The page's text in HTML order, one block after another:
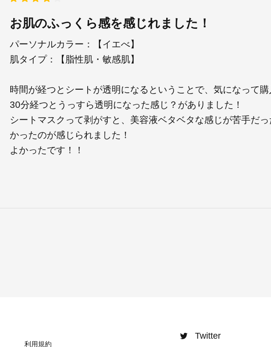
お肌のふっくら感を感じれました！
パーソナルカラー：【イエべ】
肌タイプ：【脂性肌・敏感肌】
時間が経つとシートが透明になるということで、気になって購
30分経つとうっすら透明になった感じ？がありました！
シートマスクって剥がすと、美容液ベタベタな感じが苦手だ
かったのが感じられました！
よかったです！！
利用規約
Twitter